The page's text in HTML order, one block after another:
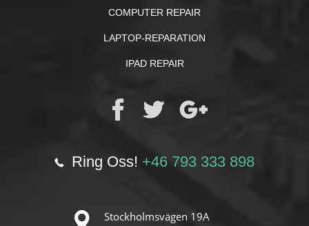
COMPUTER REPAIR
LAPTOP-REPARATION
IPAD REPAIR
Ring Oss! +46 793 333 898
Stockholmsvägen 19A